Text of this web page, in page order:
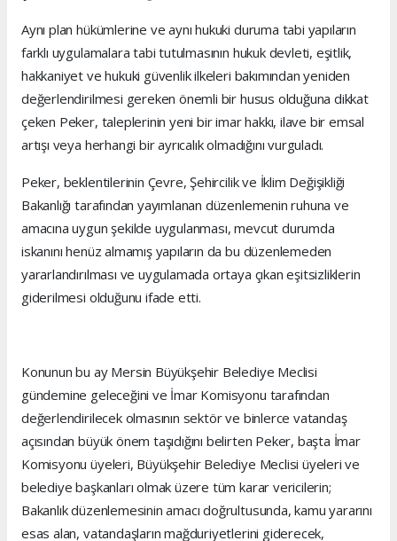
Aynı plan hükümlerine ve aynı hukuki duruma tabi yapıların
farklı uygulamalara tabi tutulmasının hukuk devleti, eşitlik,
hakkaniyet ve hukuki güvenlik ilkeleri bakımından yeniden
değerlendirilmesi gereken önemli bir husus olduğuna dikkat
çeken Peker, taleplerinin yeni bir imar hakkı, ilave bir emsal
artışı veya herhangi bir ayrıcalık olmadığını vurguladı.
Peker, beklentilerinin Çevre, Şehircilik ve İklim Değişikliği
Bakanlığı tarafından yayımlanan düzenlemenin ruhuna ve
amacına uygun şekilde uygulanması, mevcut durumda
iskanını henüz almamış yapıların da bu düzenlemeden
yararlandırılması ve uygulamada ortaya çıkan eşitsizliklerin
giderilmesi olduğunu ifade etti.
Konunun bu ay Mersin Büyükşehir Belediye Meclisi
gündemine geleceğini ve İmar Komisyonu tarafından
değerlendirilecek olmasının sektör ve binlerce vatandaş
açısından büyük önem taşıdığını belirten Peker, başta İmar
Komisyonu üyeleri, Büyükşehir Belediye Meclisi üyeleri ve
belediye başkanları olmak üzere tüm karar vericilerin;
Bakanlık düzenlemesinin amacı doğrultusunda, kamu yararını
esas alan, vatandaşların mağduriyetlerini giderecek,